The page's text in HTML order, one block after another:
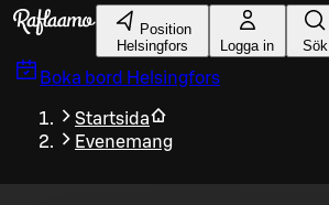
Gå till huvudinnehållet
Position
Helsingfors
Logga in Sök
Boka bord Helsingfors
Startsida
Evenemang